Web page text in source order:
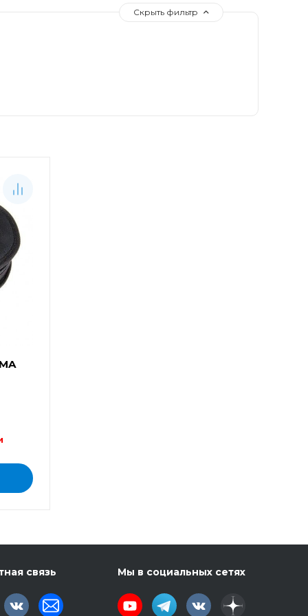
Скрыть фильтр
связь Мы в социальных сетях